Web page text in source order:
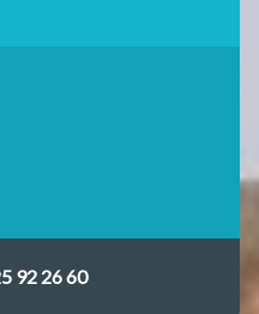
92 26 60